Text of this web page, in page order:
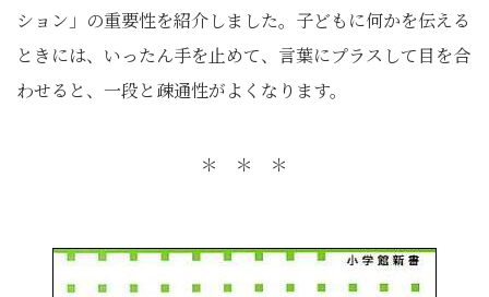
ション」の重要性を紹介しました。子どもに何かを伝える
ときには、いったん手を止めて、言葉にプラスして目を合
わせると、一段と疎通性がよくなります。
＊ ＊ ＊